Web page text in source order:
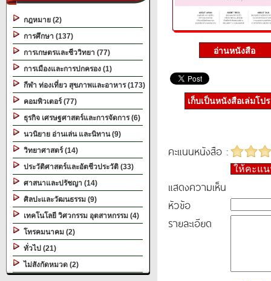
กฎหมาย (2)
การศึกษา (137)
การเกษตรและชีววิทยา (77)
การเมืองและการปกครอง (1)
กีฬา ท่องเที่ยว สุขภาพและอาหาร (173)
คอมพิวเตอร์ (77)
ธุรกิจ เศรษฐศาสตร์และการจัดการ (6)
นวนิยาย อ่านเล่น และนิทาน (9)
วิทยาศาสตร์ (14)
ประวัติศาสตร์และอัตชีวประวัติ (33)
ศาสนาและปรัชญา (14)
ศิลปะและวัฒนธรรม (9)
เทคโนโลยี วิศวกรรม อุตสาหกรรม (4)
โทรคมนาคม (2)
ทั่วไป (21)
ไม่สังกัดหมวด (2)
เก็บเป็นหนังสือเล่มโป
คะแนนหนังสือ :
ให้คะแ
แสดงความเห็น
หัวข้อ
รายละเอียด